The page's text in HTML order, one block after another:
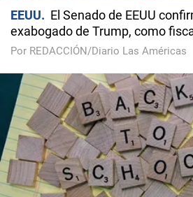
EEUU
El Senado de EEUU
exabogado de Trump, como
Por REDACCIÓN/Diario Las Américas